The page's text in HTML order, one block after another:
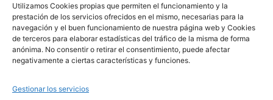
Utilizamos Cookies propias que permiten el funcionamiento y la
prestación de los servicios ofrecidos en el mismo, necesarias para la
navegación y el buen funcionamiento de nuestra página web y Cookies
de terceros para elaborar estadísticas del tráfico de la misma de forma
anónima. No consentir o retirar el consentimiento, puede afectar
negativamente a ciertas características y funciones.
Gestionar los servicios
© 2020, Fundación Alba Pérez. All Rights Reserved